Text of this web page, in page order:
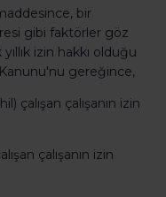
bir
gibi faktörler göz
izin hakkı olduğu
Kanunu'nu gereğince,
çalışan çalışanın izin
çalışanın izin